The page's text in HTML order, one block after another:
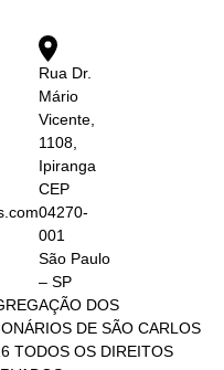
Rua Dr.
Mário
Vicente,
1108,
Ipiranga
CEP
04270-
001
São Paulo
– SP
DOS
DE SÃO CARLOS
TODOS OS DIREITOS